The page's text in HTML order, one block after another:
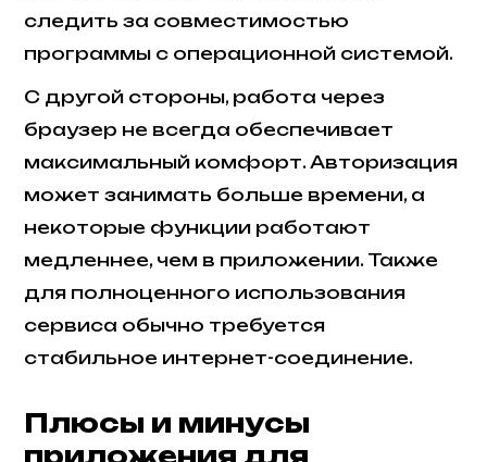
следить за совместимостью
программы с операционной системой.
С другой стороны, работа через
браузер не всегда обеспечивает
максимальный комфорт. Авторизация
может занимать больше времени, а
некоторые функции работают
медленнее, чем в приложении. Также
для полноценного использования
сервиса обычно требуется
стабильное интернет-соединение.
Плюсы и минусы
приложения для